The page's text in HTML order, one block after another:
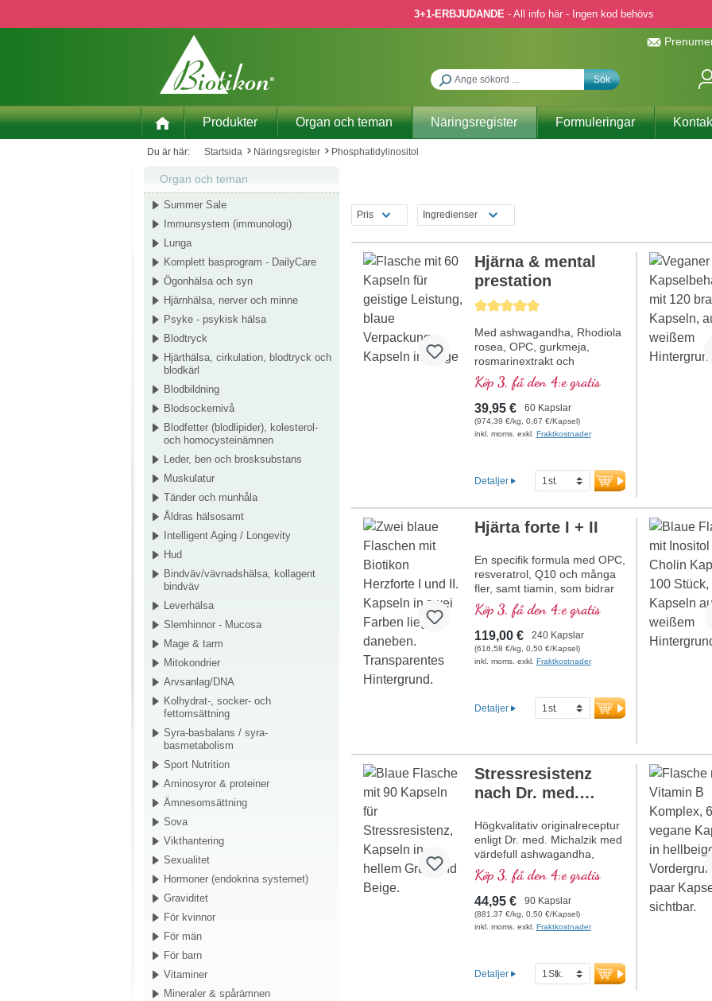
3+1-ERBJUDANDE - All info här - Ingen kod behövs
Sök
Produkter Organ och teman Näringsregister Formuleringar
Du är här: Startsida Näringsregister Phosphatidylinositol
Organ och teman
Summer Sale
Immunsystem (immunologi)
Lunga
Komplett basprogram - DailyCare
Ögonhälsa och syn
Hjärnhälsa, nerver och minne
Psyke - psykisk hälsa
Blodtryck
Hjärthälsa, cirkulation, blodtryck och
blodkärl
Blodbildning
Blodsockernivå
Blodfetter (blodlipider), kolesterol-
och homocysteinämnen
Leder, ben och brosksubstans
Muskulatur
Tänder och munhåla
Åldras hälsosamt
Intelligent Aging / Longevity
Hud
Bindväv/vävnadshälsa, kollagent
bindväv
Leverhälsa
Slemhinnor - Mucosa
Mage & tarm
Mitokondrier
Arvsanlag/DNA
Kolhydrat-, socker- och
fettomsättning
Syra-basbalans / syra-
basmetabolism
Sport Nutrition
Aminosyror & proteiner
Ämnesomsättning
Sova
Vikthantering
Sexualitet
Hormoner (endokrina systemet)
Graviditet
För kvinnor
För män
För barn
Vitaminer
Mineraler & spårämnen
Pris Ingredienser
Genomsnittligt betyg på 5 av 5 stjärnor
Hjärna & mental
prestation
Med ashwagandha, Rhodiola
rosea, OPC, gurkmeja,
rosmarinextrakt och
pantotensyra, som bidrar till
normal mental
prestationsförmåga och deltar
i syntesen och omsättningen
av vissa neurotransmittorer.
Köp 3, få den 4:e gratis
39,95 € 60 Kapslar
(974,39 €/kg, 0,67 €/Kapsel)
inkl. moms. exkl. Fraktkostnader
Detaljer
Hjärta forte I + II
En specifik formula med OPC,
resveratrol, Q10 och många
fler, samt tiamin, som bidrar
till normal hjärtfunktion.
(Formel 1 och Formel 2)
Köp 3, få den 4:e gratis
119,00 € 240 Kapslar
(616,58 €/kg, 0,50 €/Kapsel)
inkl. moms. exkl. Fraktkostnader
Detaljer
Stressresistenz
nach Dr. med.
Högkvalitativ originalreceptur
enligt Dr. med. Michalzik med
värdefull ashwagandha,
Rhodiola rosea,
kejsarsvampsextrakt, reishi
och pantotensyra.
Pantotensyra bidrar till normal
mental prestation, medan
höggradigt rena vegetabiliska
kapselhöljen är fria från PEG
Köp 3, få den 4:e gratis
44,95 € 90 Kapslar
(881,37 €/kg, 0,50 €/Kapsel)
inkl. moms. exkl. Fraktkostnader
Detaljer